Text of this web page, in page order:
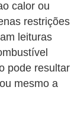
calor ou
restrições
leituras
pode resultar
mesmo a